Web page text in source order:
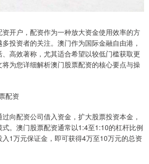
开户，配资作为一种放大资金使用效率的方
投资者的关注。澳门作为国际金融自由港，
高效著称，尤其适合希望以较低门槛获取更
为您详细解析澳门股票配资的核心要点与操
配资
向配资公司借入资金，扩大股票投资本金，
。澳门股票配资通常以1:4至1:10的杠杆比例
1万元保证金，即可获得4万至10万元的总资